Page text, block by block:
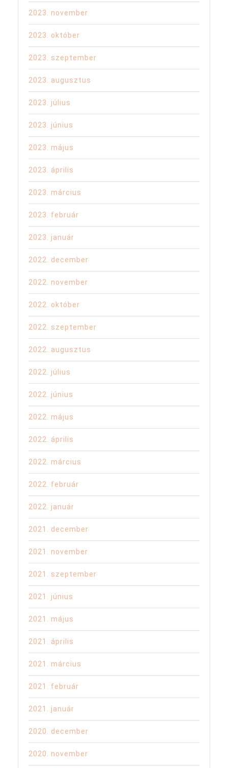
2023. november
2023. október
2023. szeptember
2023. augusztus
2023. július
2023. június
2023. május
2023. április
2023. március
2023. február
2023. január
2022. december
2022. november
2022. október
2022. szeptember
2022. augusztus
2022. július
2022. június
2022. május
2022. április
2022. március
2022. február
2022. január
2021. december
2021. november
2021. szeptember
2021. június
2021. május
2021. április
2021. március
2021. február
2021. január
2020. december
2020. november